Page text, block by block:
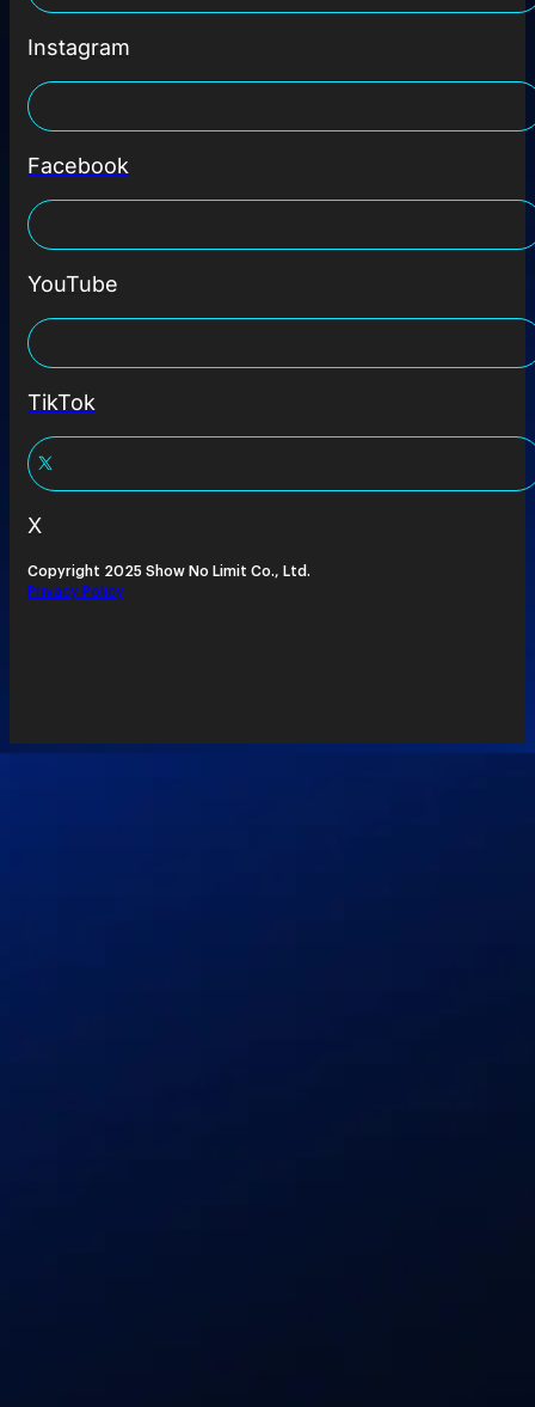
Instagram
Facebook
YouTube
TikTok
X
Copyright 2025 Show No Limit Co., Ltd.
Privacy Policy